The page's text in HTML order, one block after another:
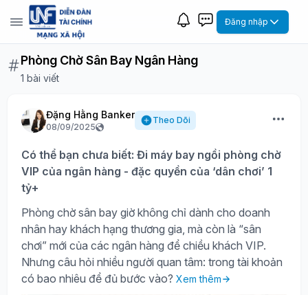
Đăng nhập
Phòng Chờ Sân Bay Ngân Hàng
1 bài viết
Đặng Hằng Banker
08/09/2025
Theo Dõi
Có thể bạn chưa biết: Đi máy bay ngồi phòng chờ
VIP của ngân hàng - đặc quyền của ‘dân chơi’ 1
tỷ+
Phòng chờ sân bay giờ không chỉ dành cho doanh
nhân hay khách hạng thương gia, mà còn là “sân
chơi” mới của các ngân hàng để chiều khách VIP.
Nhưng câu hỏi nhiều người quan tâm: trong tài khoản
có bao nhiêu để đủ bước vào? Xem thêm